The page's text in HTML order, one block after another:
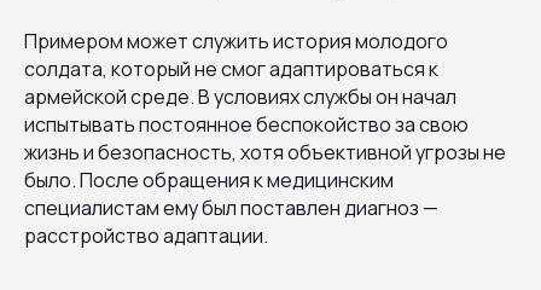
Примером может служить история молодого
солдата, который не смог адаптироваться к
армейской среде. В условиях службы он начал
испытывать постоянное беспокойство за свою
жизнь и безопасность, хотя объективной угрозы не
было. После обращения к медицинским
специалистам ему был поставлен диагноз —
расстройство адаптации.